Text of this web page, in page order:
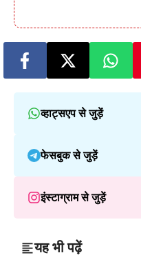
व्हाट्सएप से जुड़ें
फेसबुक से जुड़ें
इंस्टाग्राम से जुड़ें
यह भी पढ़ें